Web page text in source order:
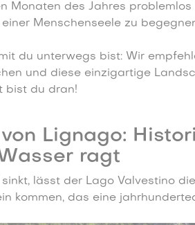
Monaten des Jahres problemlos
Menschenseele zu
du unterwegs bist: Wir
und diese einzigartige
bist du dran!
Lignago:
ragt
lässt der Lago Valvestino
kommen, das eine